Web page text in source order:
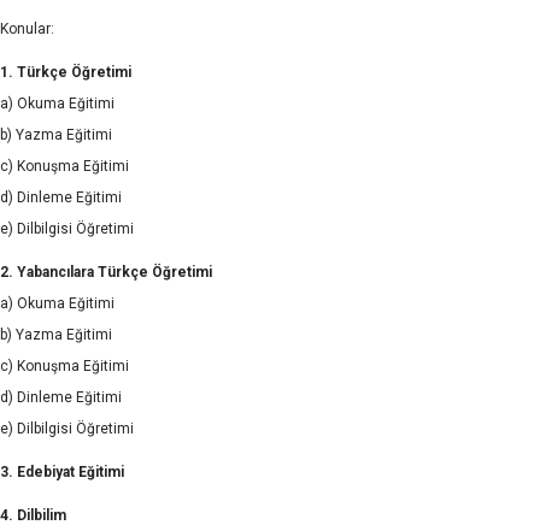
Konular:
1. Türkçe Öğretimi
a) Okuma Eğitimi
b) Yazma Eğitimi
c) Konuşma Eğitimi
d) Dinleme Eğitimi
e) Dilbilgisi Öğretimi
2. Yabancılara Türkçe Öğretimi
a) Okuma Eğitimi
b) Yazma Eğitimi
c) Konuşma Eğitimi
d) Dinleme Eğitimi
e) Dilbilgisi Öğretimi
3. Edebiyat Eğitimi
4. Dilbilim